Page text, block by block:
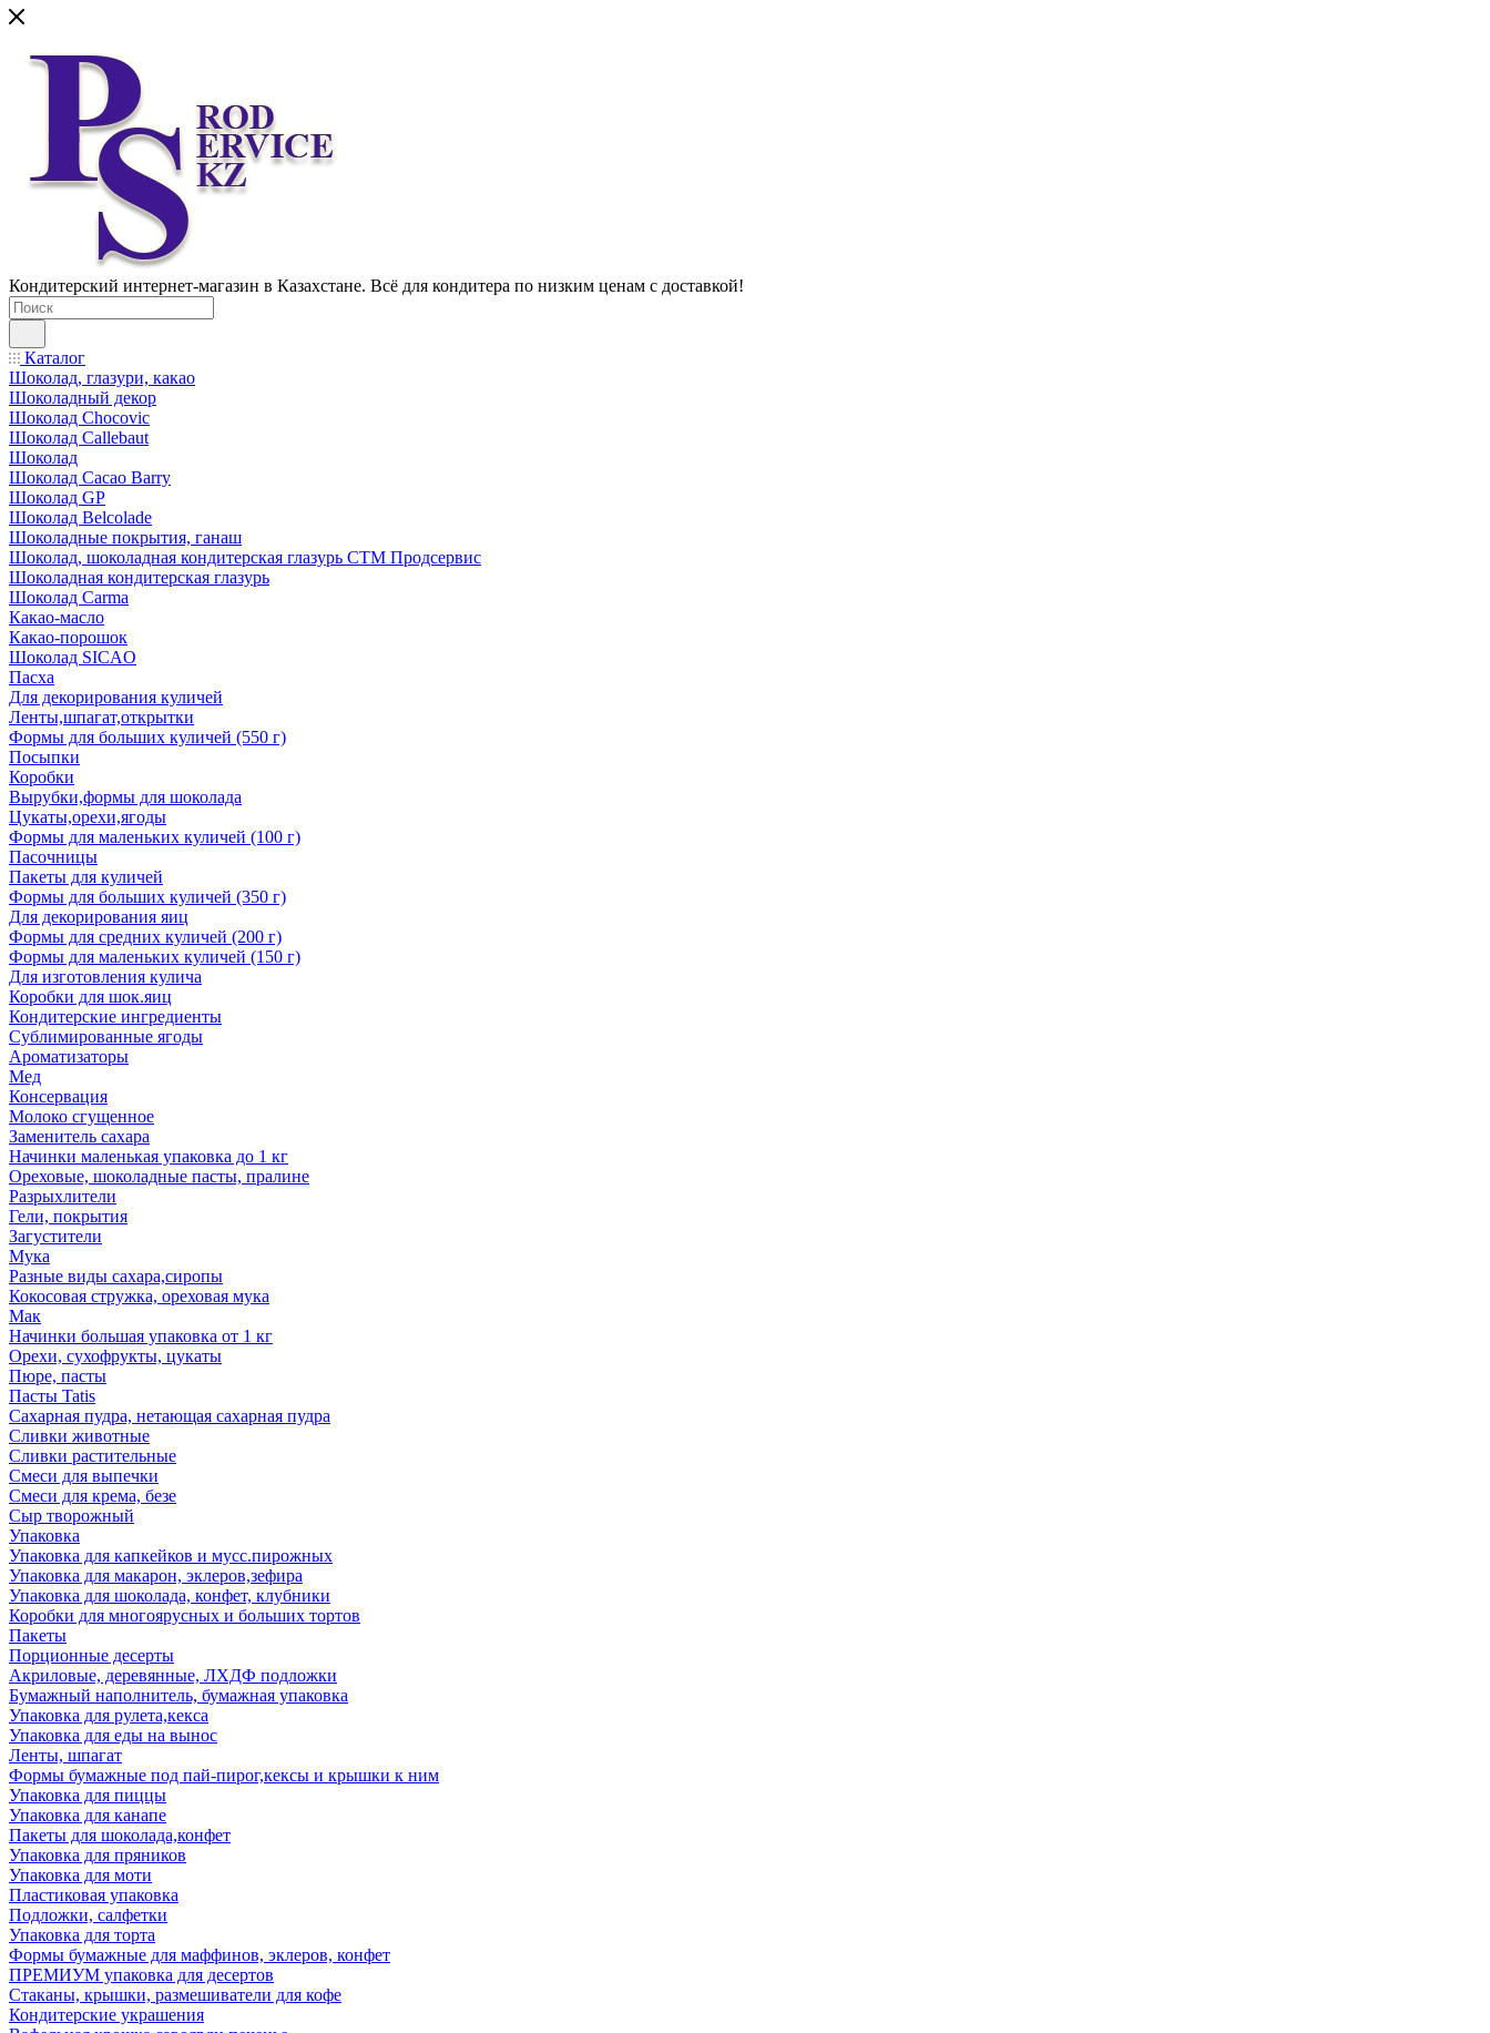
Кондитерский интернет-магазин в Казахстане. Всё для кондитера по низким ценам с доставкой!
Каталог
Шоколад, глазури, какао
Шоколадный декор
Шоколад Chocovic
Шоколад Callebaut
Шоколад
Шоколад Cacao Barry
Шоколад GP
Шоколад Belcolade
Шоколадные покрытия, ганаш
Шоколад, шоколадная кондитерская глазурь СТМ Продсервис
Шоколадная кондитерская глазурь
Шоколад Carma
Какао-масло
Какао-порошок
Шоколад SICAO
Пасха
Для декорирования куличей
Ленты,шпагат,открытки
Формы для больших куличей (550 г)
Посыпки
Коробки
Вырубки,формы для шоколада
Цукаты,орехи,ягоды
Формы для маленьких куличей (100 г)
Пасочницы
Пакеты для куличей
Формы для больших куличей (350 г)
Для декорирования яиц
Формы для средних куличей (200 г)
Формы для маленьких куличей (150 г)
Для изготовления кулича
Коробки для шок.яиц
Кондитерские ингредиенты
Сублимированные ягоды
Ароматизаторы
Мед
Консервация
Молоко сгущенное
Заменитель сахара
Начинки маленькая упаковка до 1 кг
Ореховые, шоколадные пасты, пралине
Разрыхлители
Гели, покрытия
Загустители
Мука
Разные виды сахара,сиропы
Кокосовая стружка, ореховая мука
Мак
Начинки большая упаковка от 1 кг
Орехи, сухофрукты, цукаты
Пюре, пасты
Пасты Tatis
Сахарная пудра, нетающая сахарная пудра
Сливки животные
Сливки растительные
Смеси для выпечки
Смеси для крема, безе
Сыр творожный
Упаковка
Упаковка для капкейков и мусс.пирожных
Упаковка для макарон, эклеров,зефира
Упаковка для шоколада, конфет, клубники
Коробки для многоярусных и больших тортов
Пакеты
Порционные десерты
Акриловые, деревянные, ЛХДФ подложки
Бумажный наполнитель, бумажная упаковка
Упаковка для рулета,кекса
Упаковка для еды на вынос
Ленты, шпагат
Формы бумажные под пай-пирог,кексы и крышки к ним
Упаковка для пиццы
Упаковка для канапе
Пакеты для шоколада,конфет
Упаковка для пряников
Упаковка для моти
Пластиковая упаковка
Подложки, салфетки
Упаковка для торта
Формы бумажные для маффинов, эклеров, конфет
ПРЕМИУМ упаковка для десертов
Стаканы, крышки, размешиватели для кофе
Кондитерские украшения